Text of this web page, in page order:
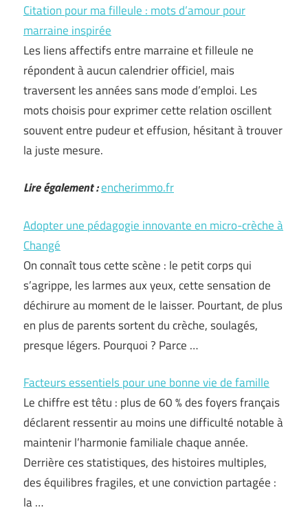
Citation pour ma filleule : mots d’amour pour
marraine inspirée
Les liens affectifs entre marraine et filleule ne
répondent à aucun calendrier officiel, mais
traversent les années sans mode d’emploi. Les
mots choisis pour exprimer cette relation oscillent
souvent entre pudeur et effusion, hésitant à trouver
la juste mesure.
Lire également :encherimmo.fr
Adopter une pédagogie innovante en micro-crèche à
Changé
On connaît tous cette scène : le petit corps qui
s’agrippe, les larmes aux yeux, cette sensation de
déchirure au moment de le laisser. Pourtant, de plus
en plus de parents sortent du crèche, soulagés,
presque légers. Pourquoi ? Parce …
Facteurs essentiels pour une bonne vie de famille
Le chiffre est têtu : plus de 60 % des foyers français
déclarent ressentir au moins une difficulté notable à
maintenir l’harmonie familiale chaque année.
Derrière ces statistiques, des histoires multiples,
des équilibres fragiles, et une conviction partagée :
la …